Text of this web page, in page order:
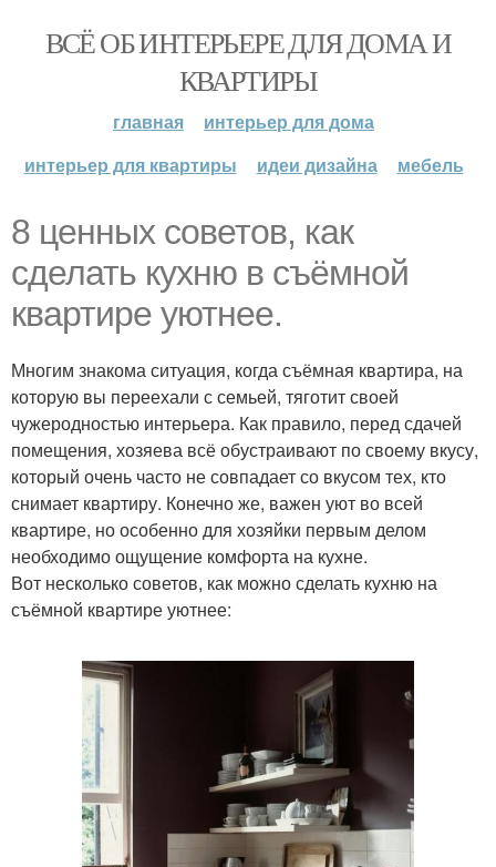
ВСЁ ОБ ИНТЕРЬЕРЕ ДЛЯ ДОМА И
КВАРТИРЫ
главная
интерьер для дома
интерьер для квартиры
идеи дизайна мебель
8 ценных советов, как
сделать кухню в съёмной
квартире уютнее.
Многим знакома ситуация, когда съёмная квартира, на
которую вы переехали с семьей, тяготит своей
чужеродностью интерьера. Как правило, перед сдачей
помещения, хозяева всё обустраивают по своему вкусу,
который очень часто не совпадает со вкусом тех, кто
снимает квартиру. Конечно же, важен уют во всей
квартире, но особенно для хозяйки первым делом
необходимо ощущение комфорта на кухне.
Вот несколько советов, как можно сделать кухню на
съёмной квартире уютнее: